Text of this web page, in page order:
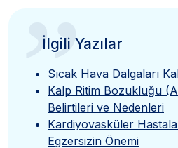
”
İlgili Yazılar
Sıcak Hava Dalgaları
Kalp Ritim Bozukluğu
Belirtileri ve Nedenleri
Kardiyovasküler
Egzersizin Önemi